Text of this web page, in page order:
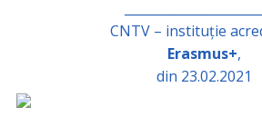
CNTV – instituție
Erasmus+,
din 23.02.2021